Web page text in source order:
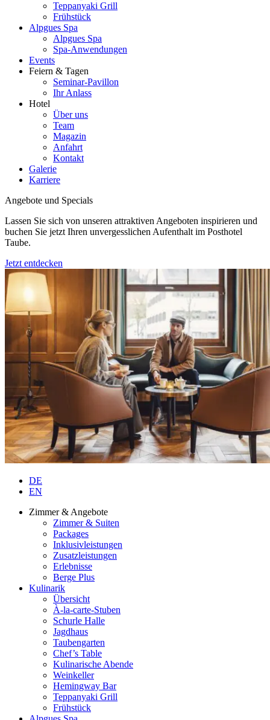
Teppanyaki Grill
Frühstück
Alpgues Spa
Alpgues Spa
Spa-Anwendungen
Events
Feiern & Tagen
Seminar-Pavillon
Ihr Anlass
Hotel
Über uns
Team
Magazin
Anfahrt
Kontakt
Galerie
Karriere
Angebote und Specials
Lassen Sie sich von unseren attraktiven Angeboten inspirieren und
buchen Sie jetzt Ihren unvergesslichen Aufenthalt im Posthotel
Taube.
Jetzt entdecken
DE
EN
Zimmer & Angebote
Zimmer & Suiten
Packages
Inklusivleistungen
Zusatzleistungen
Erlebnisse
Berge Plus
Kulinarik
Übersicht
À-la-carte-Stuben
Schurle Halle
Jagdhaus
Taubengarten
Chef’s Table
Kulinarische Abende
Weinkeller
Hemingway Bar
Teppanyaki Grill
Frühstück